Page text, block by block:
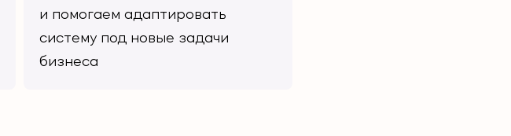
и помогаем адаптировать
систему под новые задачи
бизнеса